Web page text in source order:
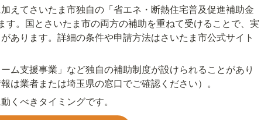
えてさいたま市独自の「省エネ・断熱住宅普及促進補助金
す。国とさいたま市の両方の補助を重ねて受けることで、実
あります。詳細の条件や申請方法はさいたま市公式サイト
ム支援事業」など独自の補助制度が設けられることがあり
は業者または埼玉県の窓口でご確認ください）。
くべきタイミングです。